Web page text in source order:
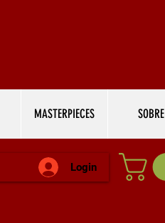
MASTERPIECES SOBRE
Login